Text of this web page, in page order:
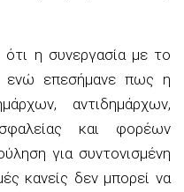
η συνεργασία με το
ενώ επεσήμανε πως η
αντιδημάρχων,
και φορέων
για συντονισμένη
κανείς δεν μπορεί να